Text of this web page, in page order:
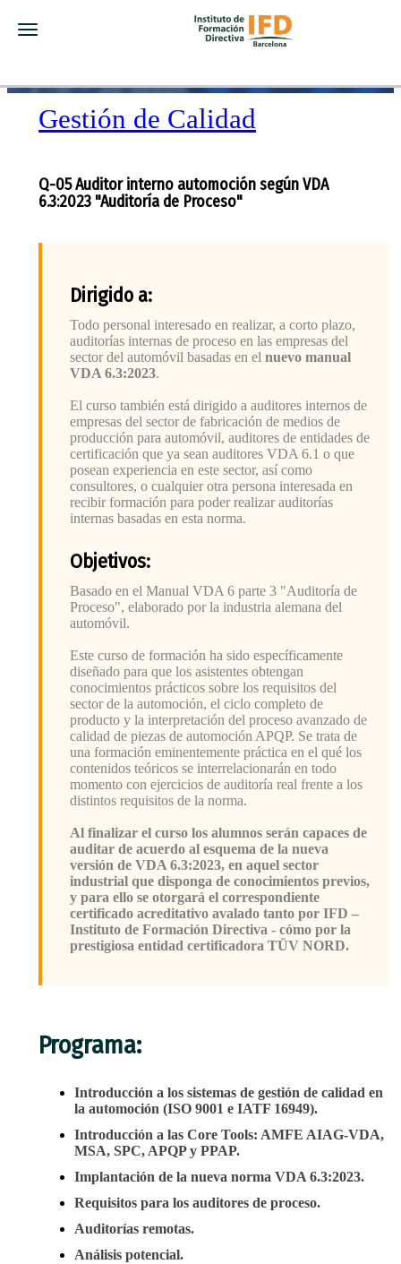
Toggle navigation
Gestión de Calidad
Q-05 Auditor interno automoción según VDA
6.3:2023 "Auditoría de Proceso"
Dirigido a:
Todo personal interesado en realizar, a corto plazo,
auditorías internas de proceso en las empresas del
sector del automóvil basadas en elnuevo manual
VDA 6.3:2023.
El curso también está dirigido a auditores internos de
empresas del sector de fabricación de medios de
producción para automóvil, auditores de entidades de
certificación que ya sean auditores VDA 6.1 o que
posean experiencia en este sector, así como
consultores, o cualquier otra persona interesada en
recibir formación para poder realizar auditorías
internas basadas en esta norma.
Objetivos:
Basado en el Manual VDA 6 parte 3 "Auditoría de
Proceso", elaborado por la industria alemana del
automóvil.
Este curso de formación ha sido específicamente
diseñado para que los asistentes obtengan
conocimientos prácticos sobre los requisitos del
sector de la automoción, el ciclo completo de
producto y la interpretación del proceso avanzado de
calidad de piezas de automoción APQP. Se trata de
una formación eminentemente práctica en el qué los
contenidos teóricos se interrelacionarán en todo
momento con ejercicios de auditoría real frente a los
distintos requisitos de la norma.
Al finalizar el curso los alumnos serán capaces de
auditar de acuerdo al esquema de la nueva
versión de VDA 6.3:2023, en aquel sector
industrial que disponga de conocimientos previos,
y para ello se otorgará el correspondiente
certificado acreditativo avalado tanto por IFD –
Instituto de Formación Directiva - cómo por la
prestigiosa entidad certificadora TÜV NORD.
Programa:
Introducción a los sistemas de gestión de calidad en
la automoción (ISO 9001 e IATF 16949).
Introducción a las Core Tools: AMFE AIAG-VDA,
MSA, SPC, APQP y PPAP.
Implantación de la nueva norma VDA 6.3:2023.
Requisitos para los auditores de proceso.
Auditorías remotas.
Análisis potencial.